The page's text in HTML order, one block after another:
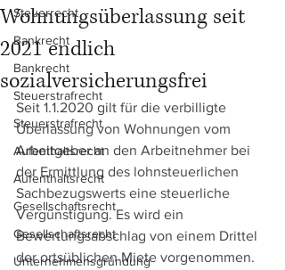
Steuerrecht
Bankrecht
Bankrecht
Steuerstrafrecht
Steuerstrafrecht
Aufenthaltsrecht
Aufenthaltsrecht
Gesellschaftsrecht
Gesellschaftsrecht
Unternehmensgründung
Wohnungsüberlassung seit
2021 endlich
sozialversicherungsfrei
Seit 1.1.2020 gilt für die verbilligte
Überlassung von Wohnungen vom
Arbeitgeber an den Arbeitnehmer bei
der Ermittlung des lohnsteuerlichen
Sachbezugswerts eine steuerliche
Vergünstigung. Es wird ein
Bewertungsabschlag von einem Drittel
der ortsüblichen Miete vorgenommen.